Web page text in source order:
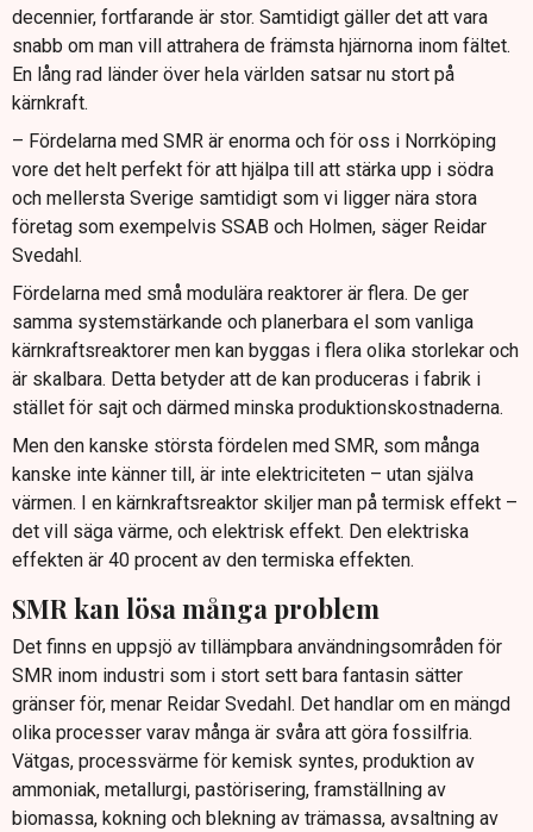
decennier, fortfarande är stor. Samtidigt gäller det att vara
snabb om man vill attrahera de främsta hjärnorna inom fältet.
En lång rad länder över hela världen satsar nu stort på
kärnkraft.
– Fördelarna med SMR är enorma och för oss i Norrköping
vore det helt perfekt för att hjälpa till att stärka upp i södra
och mellersta Sverige samtidigt som vi ligger nära stora
företag som exempelvis SSAB och Holmen, säger Reidar
Svedahl.
Fördelarna med små modulära reaktorer är flera. De ger
samma systemstärkande och planerbara el som vanliga
kärnkraftsreaktorer men kan byggas i flera olika storlekar och
är skalbara. Detta betyder att de kan produceras i fabrik i
stället för sajt och därmed minska produktionskostnaderna.
Men den kanske största fördelen med SMR, som många
kanske inte känner till, är inte elektriciteten – utan själva
värmen. I en kärnkraftsreaktor skiljer man på termisk effekt –
det vill säga värme, och elektrisk effekt. Den elektriska
effekten är 40 procent av den termiska effekten.
SMR kan lösa många problem
Det finns en uppsjö av tillämpbara användningsområden för
SMR inom industri som i stort sett bara fantasin sätter
gränser för, menar Reidar Svedahl. Det handlar om en mängd
olika processer varav många är svåra att göra fossilfria.
Vätgas, processvärme för kemisk syntes, produktion av
ammoniak, metallurgi, pastörisering, framställning av
biomassa, kokning och blekning av trämassa, avsaltning av